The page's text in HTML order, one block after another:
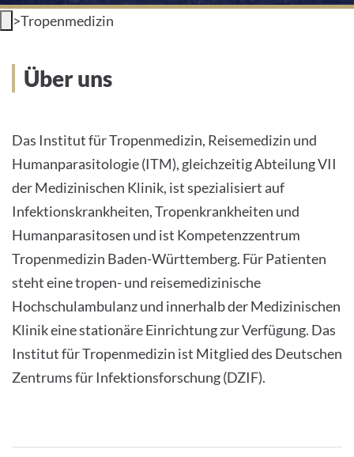
>Tropenmedizin
Über uns
Das Institut für Tropenmedizin, Reisemedizin und
Humanparasitologie (ITM), gleichzeitig Abteilung VII
der Medizinischen Klinik, ist spezialisiert auf
Infektionskrankheiten, Tropenkrankheiten und
Humanparasitosen und ist Kompetenzzentrum
Tropenmedizin Baden-Württemberg. Für Patienten
steht eine tropen- und reisemedizinische
Hochschulambulanz und innerhalb der Medizinischen
Klinik eine stationäre Einrichtung zur Verfügung. Das
Institut für Tropenmedizin ist Mitglied des Deutschen
Zentrums für Infektionsforschung (DZIF).